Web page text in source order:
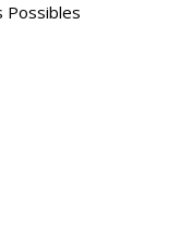
Possibles